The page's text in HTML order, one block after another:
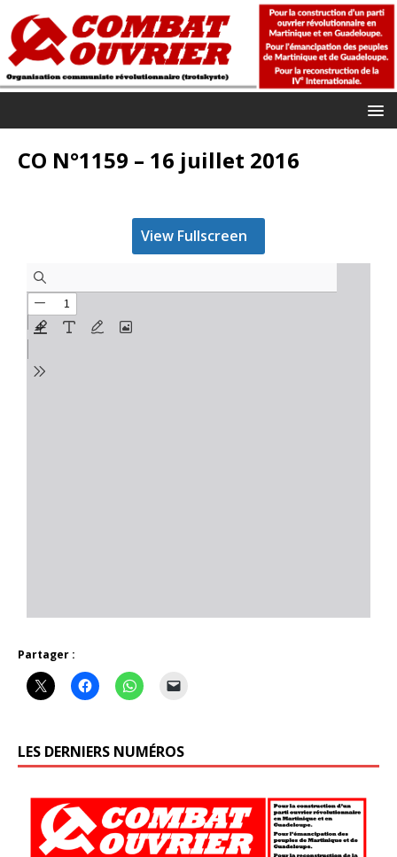
CO N°1159 – 16 juillet 2016
View Fullscreen
Partager :
LES DERNIERS NUMÉROS